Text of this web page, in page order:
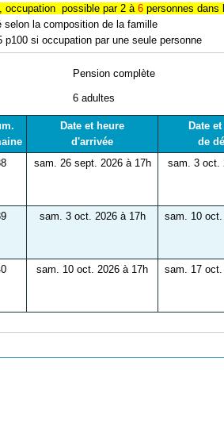
occupation possible par 2 à 6 personnes dans
selon la composition de la famille
p100 si occupation par une seule personne
Pension complète
6 adultes
Date et heure
d'arrivée
Date
de
sam. 26 sept. 2026 à 17h sam. 3 oct.
sam. 3 oct. 2026 à 17h sam. 10
sam. 10 oct. 2026 à 17h sam. 17